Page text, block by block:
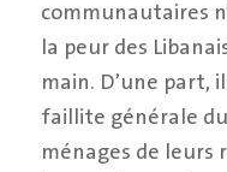
communautaires
la peur des
main. D’une part,
faillite générale
ménages de leurs